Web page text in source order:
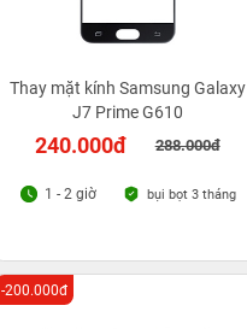
Thay mặt kính Samsung Galaxy
J7 Prime G610
240.000đ 288.000đ
1 - 2 giờ bụi bọt 3 tháng
-200.000đ